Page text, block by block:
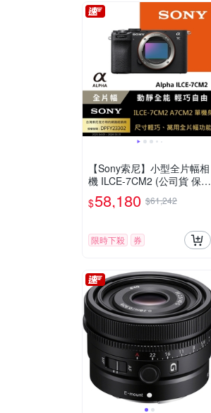
【Sony索尼】小型全片幅相
機 ILCE-7CM2 (公司貨 保固
18+6個月)
$58,180 $61,242
限時下殺 券